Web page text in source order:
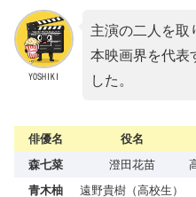
YOSHIKI
主演の二人を取
本映画界を代表
した。
俳優名 役名
森七菜 澄田花苗
青木柚 遠野貴樹（高校生）